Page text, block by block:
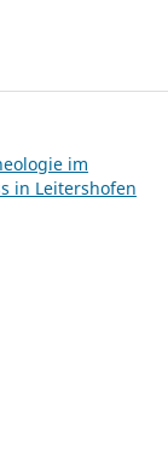
im
in Leitershofen